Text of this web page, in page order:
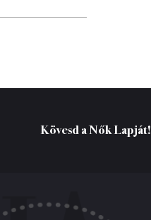
Kövesd a Nők Lapját!